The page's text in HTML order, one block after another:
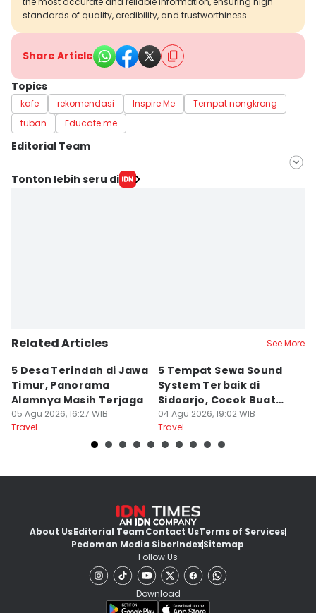
standards of quality, credibility, and trustworthiness.
Share Article
Topics
kafe rekomendasi Inspire Me
Tempat nongkrong
tuban
Educate me
Editorial Team
Editor
Tonton lebih seru di
Related Articles See More
5 Desa Terindah di Jawa
Timur, Panorama
Alamnya Masih Terjaga
05 Agu 2026, 16:27 WIB
Travel
5 Tempat Sewa Sound
System Terbaik di
Sidoarjo, Cocok Buat
Agustusan
04 Agu 2026, 19:02 WIB
Travel
About UsEditorial TeamContact UsTerms of Services
Pedoman Media SiberIndexSitemap
Follow Us
Download